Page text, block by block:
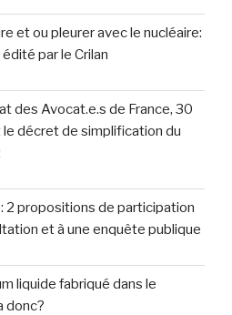
et ou pleurer avec le nucléaire:
par le Crilan
des Avocat.e.s de France, 30
décret de simplification du
2 propositions de participation
et à une enquête publique
liquide fabriqué dans le
donc?